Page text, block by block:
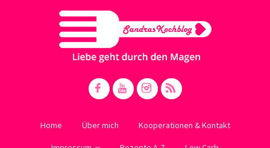
Home Über mich Kooperationen & Kontakt